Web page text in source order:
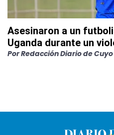
Asesinaron a un
Uganda durante un
PorRedacción Diario de Cuyo